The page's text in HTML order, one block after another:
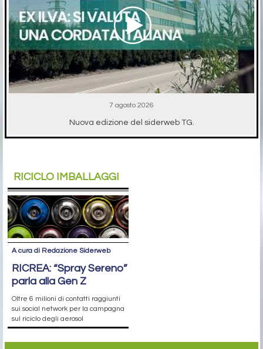
7 agosto 2026
Nuova edizione del siderweb TG.
RICICLO IMBALLAGGI
A cura di Redazione Siderweb
RICREA: “Spray Sereno”
parla alla Gen Z
Oltre 6 milioni di contatti raggiunti
sui social network per la campagna
sul riciclo degli aerosol